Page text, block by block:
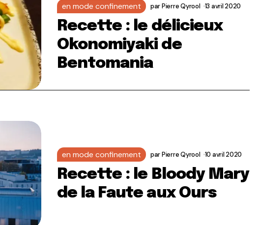
en mode confinement parPierre Qyrool 13 avril 2020
Recette : le délicieux
Okonomiyaki de
Bentomania
en mode confinement parPierre Qyrool 10 avril 2020
Recette : le Bloody Mary
de la Faute aux Ours